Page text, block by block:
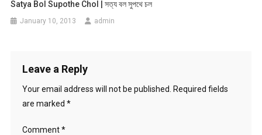
Satya Bol Supothe Chol | সত্য বল সুপথে চল
January 10, 2013 admin
Leave a Reply
Your email address will not be published.
Required fields
are marked *
Comment*